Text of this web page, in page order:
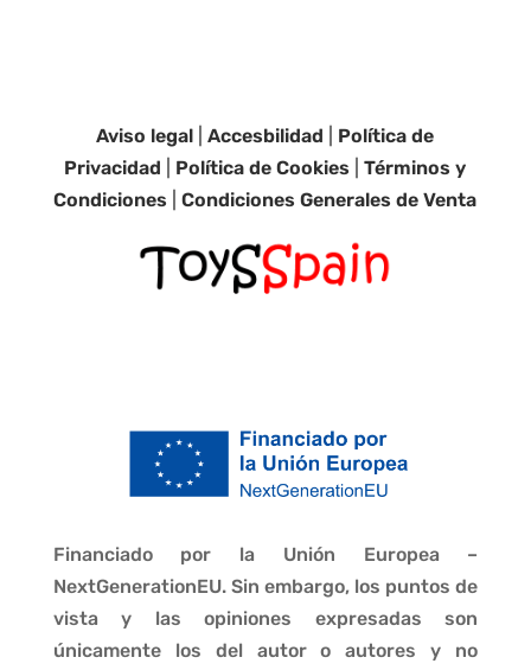
Aviso legal |Accesbilidad
Política de
Privacidad
Política de Cookies |Términos y
Condiciones |Condiciones Generales de Venta
Financiado por la Unión Europea –
NextGenerationEU. Sin embargo, los puntos de
vista y las opiniones expresadas son
únicamente los del autor o autores y no